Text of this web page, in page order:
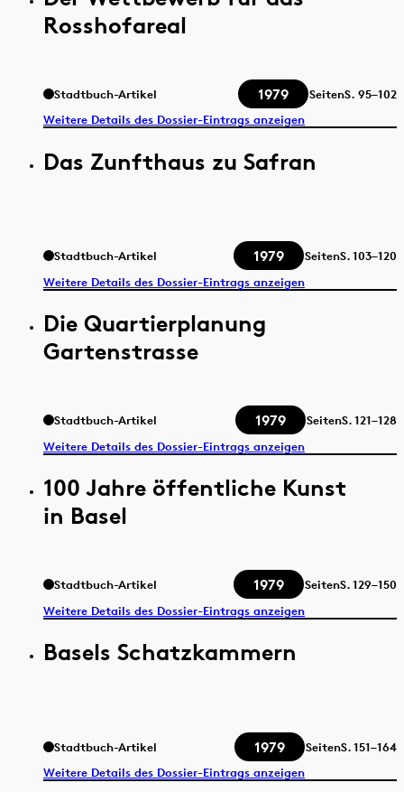
Rosshofareal
Stadtbuch-Artikel 1979 SeitenS. 95–102
Weitere Details des Dossier-Eintrags anzeigen
Das Zunfthaus zu Safran
Stadtbuch-Artikel 1979 SeitenS.103–120
Weitere Details des Dossier-Eintrags anzeigen
Die Quartierplanung
Gartenstrasse
Stadtbuch-Artikel 1979 SeitenS.121–128
Weitere Details des Dossier-Eintrags anzeigen
100 Jahre öffentliche Kunst
in Basel
Stadtbuch-Artikel 1979 SeitenS.129–150
Weitere Details des Dossier-Eintrags anzeigen
Basels Schatzkammern
Stadtbuch-Artikel 1979 SeitenS.151–164
Weitere Details des Dossier-Eintrags anzeigen